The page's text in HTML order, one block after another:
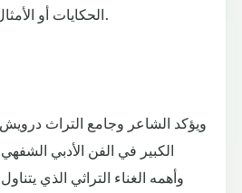
الحكايات أو الأمثال من الميلاد إلى الوفاة.
ويؤكد الشاعر وجامع التراث
الكبير في الفن الأدبي
وأهمه الغناء التراثي الذي